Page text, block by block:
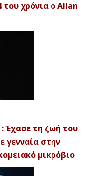
του χρόνια ο Allan
Έχασε τη ζωή του
γενναία στην
μικρόβιο